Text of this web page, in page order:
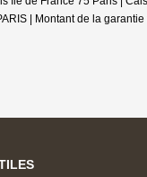
| Montant de la